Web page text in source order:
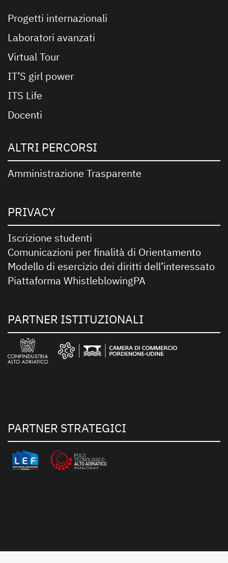
Progetti internazionali
Laboratori avanzati
Virtual Tour
IT’S girl power
ITS Life
Docenti
ALTRI PERCORSI
Amministrazione Trasparente
PRIVACY
Iscrizione studenti
Comunicazioni per finalità di Orientamento
Modello di esercizio dei diritti dell’interessato
Piattaforma WhistleblowingPA
PARTNER ISTITUZIONALI
PARTNER STRATEGICI